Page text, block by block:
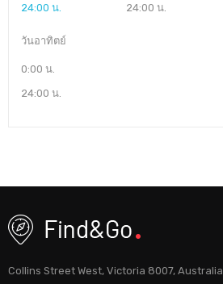
24:00 น.
24:00 น.
วันอาทิตย์
0:00 น.
24:00 น.
Collins Street West, Victoria 8007, Australia.